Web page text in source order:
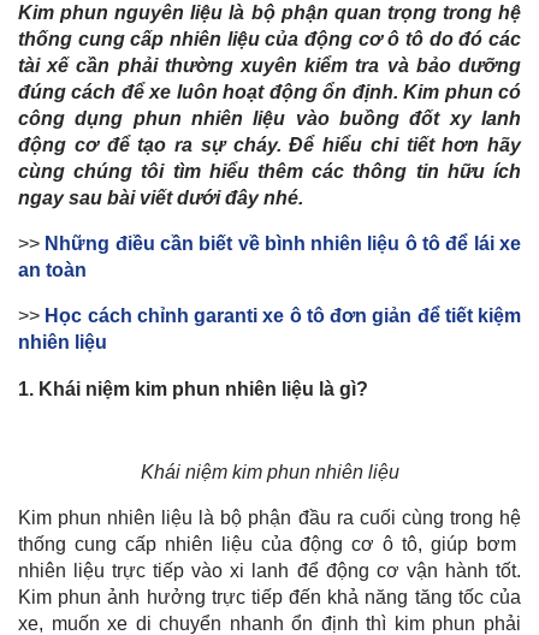
Kim phun nguyên liệu là bộ phận quan trọng trong hệ
thống cung cấp nhiên liệu của động cơ ô tô do đó các
tài xế cần phải thường xuyên kiểm tra và bảo dưỡng
đúng cách để xe luôn hoạt động ổn định. Kim phun có
công dụng phun nhiên liệu vào buồng đốt xy lanh
động cơ để tạo ra sự cháy. Để hiểu chi tiết hơn hãy
cùng chúng tôi tìm hiểu thêm các thông tin hữu ích
ngay sau bài viết dưới đây nhé.
>> Những điều cần biết về bình nhiên liệu ô tô để lái xe
an toàn
>> Học cách chỉnh garanti xe ô tô đơn giản để tiết kiệm
nhiên liệu
1. Khái niệm kim phun nhiên liệu là gì?
Khái niệm kim phun nhiên liệu
Kim phun nhiên liệu là bộ phận đầu ra cuối cùng trong hệ
thống cung cấp nhiên liệu của động cơ ô tô, giúp bơm
nhiên liệu trực tiếp vào xi lanh để động cơ vận hành tốt.
Kim phun ảnh hưởng trực tiếp đến khả năng tăng tốc của
xe, muốn xe di chuyển nhanh ổn định thì kim phun phải